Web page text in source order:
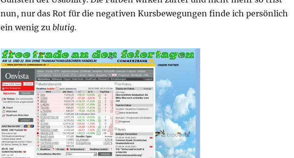
nun, nur das Rot für die negativen Kursbewegungen finde ich persönlich
ein wenig zu blutig.